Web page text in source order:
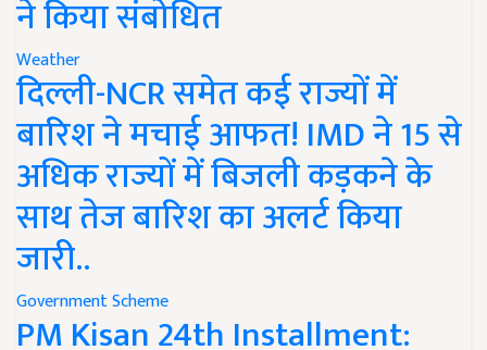
ने किया संबोधित
Weather
दिल्ली-NCR समेत कई राज्यों में
बारिश ने मचाई आफत! IMD ने 15 से
अधिक राज्यों में बिजली कड़कने के
साथ तेज बारिश का अलर्ट किया
जारी..
Government Scheme
PM Kisan 24th Installment: